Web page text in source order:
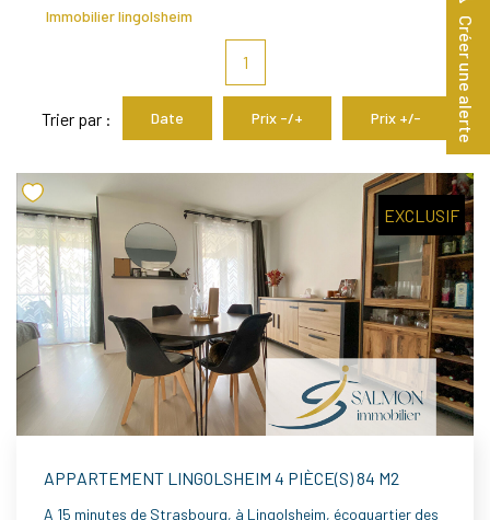
NOUS DÉCOUVRIR
Notre Agence
Notre Équipe
Nous Recrutons
1 BIEN Vendu = 1 ACTE Solidaire
Ils Parlent De Nous !
Les Avis Clients
NOUS CONTACTER
OFFRE PARRAINAGE
Immobilier lingolsheim Créer une alerte
1
Trier par : Date Prix -/+ Prix +/-
EXCLUSIF
APPARTEMENT LINGOLSHEIM 4 PIÈCE(S) 84 M2
A 15 minutes de Strasbourg, à Lingolsheim, écoquartier des